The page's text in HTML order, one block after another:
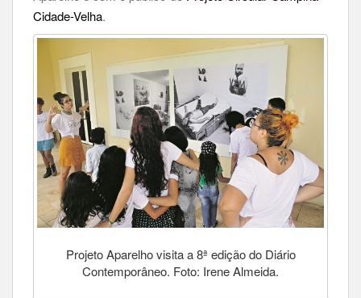
Cidade-Velha.
Projeto Aparelho visita a 8ª edição do Diário
Contemporâneo. Foto: Irene Almeida.